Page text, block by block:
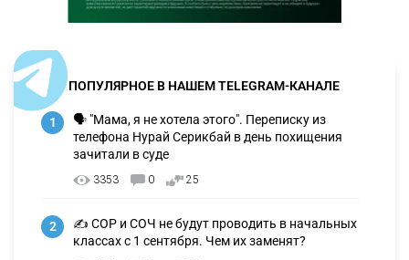
ПОПУЛЯРНОЕ В НАШЕМ TELEGRAM-КАНАЛЕ
1
🗣 "Мама, я не хотела этого". Переписку из
телефона Нурай Серикбай в день похищения
зачитали в суде
3353 0 25
2
✍️ СОР и СОЧ не будут проводить в начальных
классах с 1 сентября. Чем их заменят?